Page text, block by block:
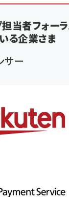
担当者フォー
る企業さま
サー